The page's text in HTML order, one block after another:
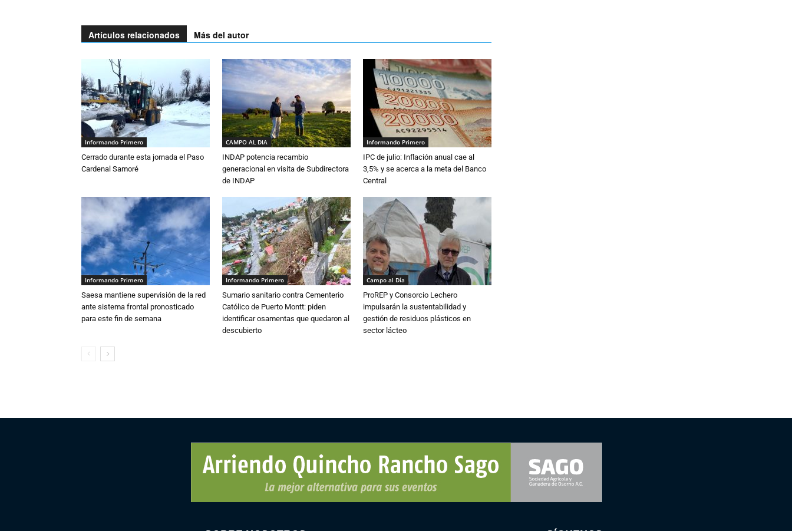
Artículos relacionados Más del autor
Informando Primero
Cerrado durante esta jornada el Paso
Cardenal Samoré
CAMPO AL DIA
INDAP potencia recambio
generacional en visita de Subdirectora
de INDAP
Informando Primero
IPC de julio: Inflación anual cae al
3,5% y se acerca a la meta del Banco
Central
Informando Primero
Saesa mantiene supervisión de la red
ante sistema frontal pronosticado
para este fin de semana
Informando Primero
Sumario sanitario contra Cementerio
Católico de Puerto Montt: piden
identificar osamentas que quedaron al
descubierto
Campo al Día
ProREP y Consorcio Lechero
impulsarán la sustentabilidad y
gestión de residuos plásticos en
sector lácteo